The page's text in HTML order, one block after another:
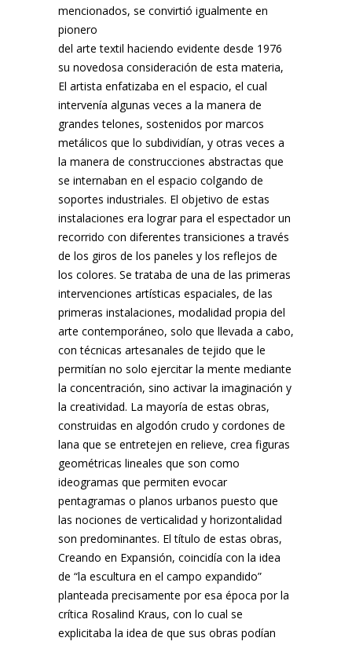
mencionados, se convirtió igualmente en
pionero
del arte textil haciendo evidente desde 1976
su novedosa consideración de esta materia,
El artista enfatizaba en el espacio, el cual
intervenía algunas veces a la manera de
grandes telones, sostenidos por marcos
metálicos que lo subdividían, y otras veces a
la manera de construcciones abstractas que
se internaban en el espacio colgando de
soportes industriales. El objetivo de estas
instalaciones era lograr para el espectador un
recorrido con diferentes transiciones a través
de los giros de los paneles y los reflejos de
los colores. Se trataba de una de las primeras
intervenciones artísticas espaciales, de las
primeras instalaciones, modalidad propia del
arte contemporáneo, solo que llevada a cabo,
con técnicas artesanales de tejido que le
permitían no solo ejercitar la mente mediante
la concentración, sino activar la imaginación y
la creatividad. La mayoría de estas obras,
construidas en algodón crudo y cordones de
lana que se entretejen en relieve, crea figuras
geométricas lineales que son como
ideogramas que permiten evocar
pentagramas o planos urbanos puesto que
las nociones de verticalidad y horizontalidad
son predominantes. El título de estas obras,
Creando en Expansión, coincidía con la idea
de “la escultura en el campo expandido”
planteada precisamente por esa época por la
crítica Rosalind Kraus, con lo cual se
explicitaba la idea de que sus obras podían